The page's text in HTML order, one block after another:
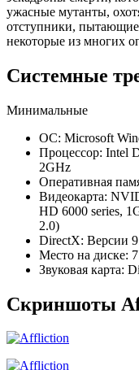
ужасные мутанты,
отступники,
некоторые из многих
Системные
Минимальные
ОС: Microsoft
Процессор: Intel
2GHz
Оперативная
Видеокарта:
HD 6000 series,
2.0)
DirectX: Версии
Место на диске:
Звуковая карта:
Скриншоты